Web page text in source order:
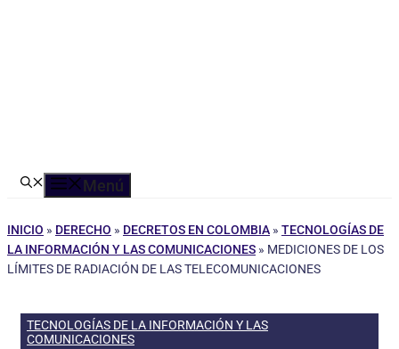
Menú
INICIO » DERECHO » DECRETOS EN COLOMBIA » TECNOLOGÍAS DE
LA INFORMACIÓN Y LAS COMUNICACIONES » MEDICIONES DE LOS
LÍMITES DE RADIACIÓN DE LAS TELECOMUNICACIONES
TECNOLOGÍAS DE LA INFORMACIÓN Y LAS
COMUNICACIONES